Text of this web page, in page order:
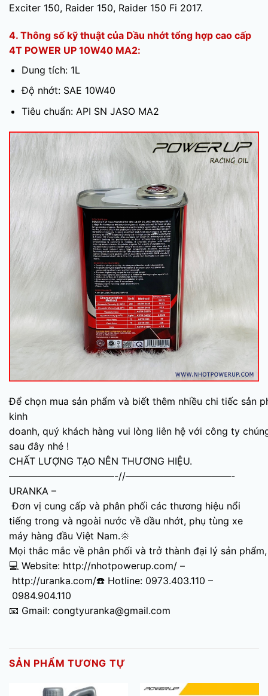
Exciter 150, Raider 150, Raider 150 Fi 2017.
4. Thông số kỹ thuật của Dầu nhớt tổng hợp cao cấp
4T POWER UP 10W40 MA2:
Dung tích: 1L
Độ nhớt: SAE 10W40
Tiêu chuẩn: API SN JASO MA2
Để chọn mua sản phẩm và biết thêm nhiều chi tiếc sản
kinh
doanh, quý khách hàng vui lòng liên hệ với công ty
sau đây nhé !
CHẤT LƯỢNG TẠO NÊN THƯƠNG HIỆU.
———————————-//———————————-
URANKA –
Đơn vị cung cấp và phân phối các thương hiệu nổi
tiếng trong và ngoài nước về dầu nhớt, phụ tùng xe
máy hàng đầu Việt Nam.🌞
Mọi thắc mắc về phân phối và trở thành đại lý sản
💻 Website: http://nhotpowerup.com/ –
http://uranka.com/☎️ Hotline: 0973.403.110 –
0984.904.110
📧 Gmail: congtyuranka@gmail.com
SẢN PHẨM TƯƠNG TỰ